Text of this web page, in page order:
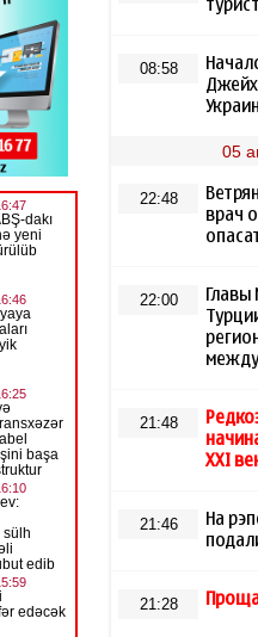
08:58
05
22:48
врач
22:00
21:48
XXI
21:46
На
21:28